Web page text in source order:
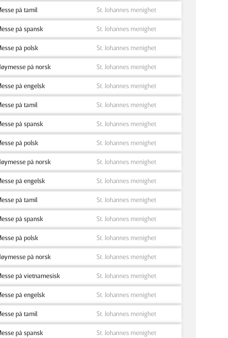
på tamil St. Johannes menighet
på spansk St. Johannes menighet
på polsk St. Johannes menighet
på norsk St. Johannes menighet
på engelsk St. Johannes menighet
på tamil St. Johannes menighet
på spansk St. Johannes menighet
på polsk St. Johannes menighet
på norsk St. Johannes menighet
på engelsk St. Johannes menighet
på tamil St. Johannes menighet
på spansk St. Johannes menighet
på polsk St. Johannes menighet
på norsk St. Johannes menighet
på vietnamesisk St. Johannes menighet
på engelsk St. Johannes menighet
på tamil St. Johannes menighet
på spansk St. Johannes menighet